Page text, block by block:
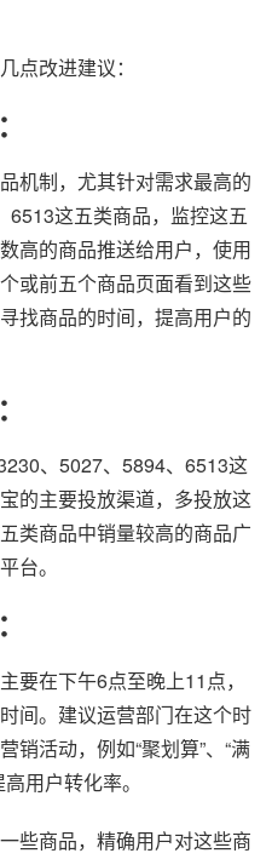
点改进建议：
机制，尤其针对需求最高的
这五类商品，监控这五
高的商品推送给用户，使用
或前五个商品页面看到这些
找商品的时间，提高用户的
、5027、5894、6513这
的主要投放渠道，多投放这
类商品中销量较高的商品广
台。
要在下午6点至晚上11点，
间。建议运营部门在这个时
销活动，例如“聚划算”、“满
用户转化率。
些商品，精确用户对这些商